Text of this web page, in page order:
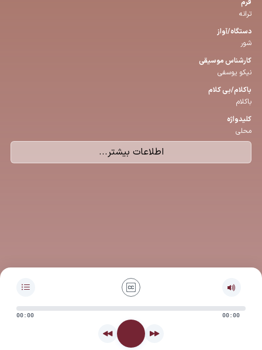
فرم
ترانه
دستگاه/آواز
شور
كارشناس موسیقی
نیکو یوسفی
باكلام/بی كلام
باکلام
كلیدواژه
محلی
اطلاعات بیشتر...
00:00 00:00